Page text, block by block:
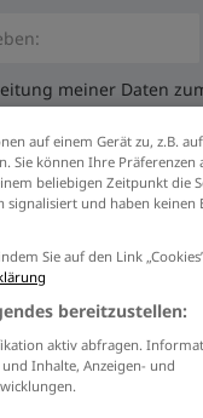
meiner Daten
ein.
(m/
GmbH
/ Aachen
und Versenden
auf einem Gerät zu, z.B.
Sie können Ihre Präferenzen
beliebigen Zeitpunkt die
signalisiert und haben keinen
Sie auf den Link
bereitzustellen:
aktiv abfragen.
Inhalte, Anzeigen- und